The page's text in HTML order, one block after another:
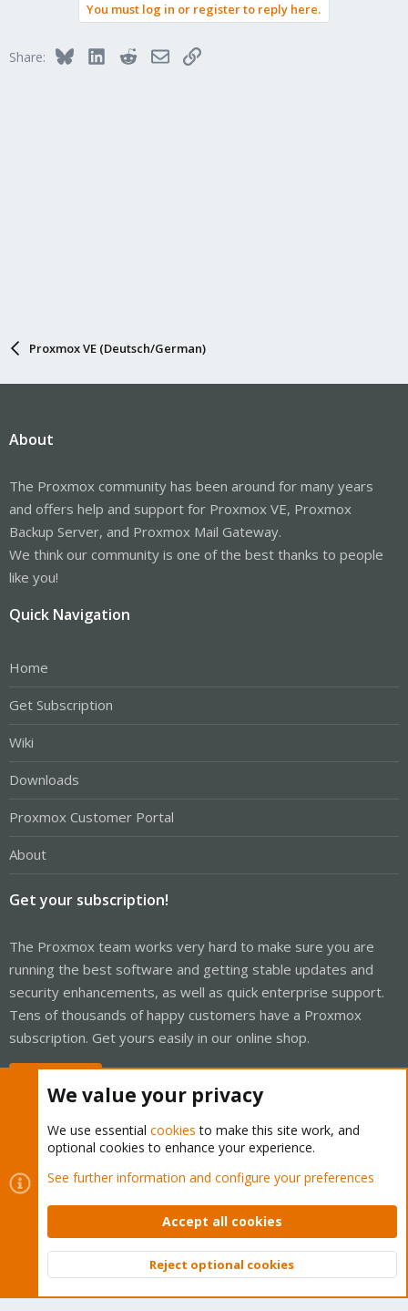
You must log in or register to reply here.
Share: BlueskyLinkedInRedditEmailLink
Proxmox VE (Deutsch/German)
About
The Proxmox community has been around for many years
and offers help and support for Proxmox VE, Proxmox
Backup Server, and Proxmox Mail Gateway.
We think our community is one of the best thanks to people
like you!
Quick Navigation
Home
Get Subscription
Wiki
Downloads
Proxmox Customer Portal
About
Get your subscription!
The Proxmox team works very hard to make sure you are
running the best software and getting stable updates and
security enhancements, as well as quick enterprise support.
Tens of thousands of happy customers have a Proxmox
subscription. Get yours easily in our online shop.
Cookies
Proxmox Support Forum - Light Mode
Contact us
Terms and rules Privacy policy Help Home
Community platform by XenForo © 2010-2026 XenForo Ltd.
Top
We value your privacy
We use essential cookies to make this site work, and
optional cookies to enhance your experience.
See further information and configure your preferences
Accept all cookies
Reject optional cookies